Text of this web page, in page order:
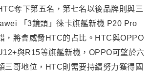
奪下第五名，第七名以後品牌則與三
「3鏡頭」徠卡旗艦新機 P20 Pro
，將會威脅HTC的占比。HTC與OPPO
與R15等旗艦新機，OPPO可望於六
三哥地位，HTC則需要持續努力獲得國